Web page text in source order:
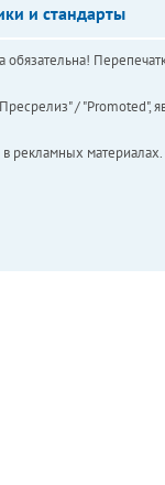
и стандарты
/ "Promoted",